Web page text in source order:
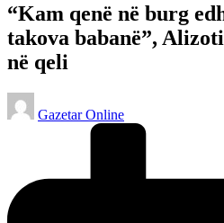
“Kam qenë në burg
takova babanë”,
në qeli
Posted
by
Gazetar Online